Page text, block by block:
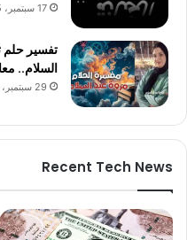
17 سبتمبر، 2025
تفسير حلم
السلام..
29 سبتمبر، 2025
Recent Tech News